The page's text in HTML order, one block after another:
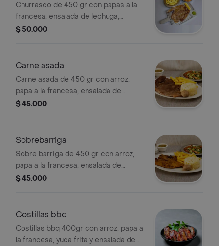
Churrasco de 450 gr con papas a la
francesa, ensalada de lechuga,
cohombro, tomate y yuca frita.
$ 50.000
Carne asada
Carne asada de 450 gr con arroz,
papa a la francesa, ensalada de
lechuga, cohombro, tomate y yuca
$ 45.000
Sobrebarriga
Sobre barriga de 450 gr con arroz,
papa a la francesa, ensalada de
lechuga, cohombro, tomate y yuca
$ 45.000
Costillas bbq
Costillas bbq 400gr con arroz, papa a
la francesa, yuca frita y ensalada de